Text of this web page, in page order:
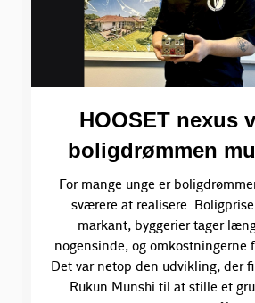
HOOSET nexus
boligdrømmen
For mange unge er
sværere at realisere.
markant, byggerier tager
nogensinde, og omkostningerne
Det var netop den udvikling, der
Rukun Munshi til at stille et